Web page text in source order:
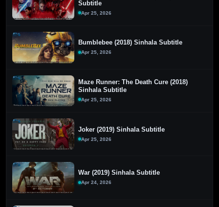
Subtitle
Apr 25, 2026
Bumblebee (2018) Sinhala Subtitle
Apr 25, 2026
Maze Runner: The Death Cure (2018)
Sinhala Subtitle
Apr 25, 2026
Joker (2019) Sinhala Subtitle
Apr 25, 2026
War (2019) Sinhala Subtitle
Apr 24, 2026